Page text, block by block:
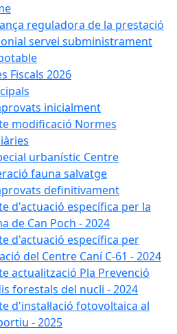
reguladora de la prestació
servei subministrament
Fiscals 2026
inicialment
modificació Normes
urbanístic Centre
fauna salvatge
definitivament
d'actuació específica per la
de Can Poch - 2024
d'actuació específica per
del Centre Caní C-61 - 2024
actualització Pla Prevenció
forestals del nucli - 2024
d'instal·lació fotovoltaica al
- 2025